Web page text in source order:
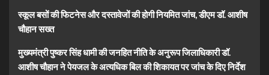
स्कूल बसों की फिटनेस और दस्तावेजों की होगी नियमित जांच, डीएम डॉ. आशीष
चौहान सख्त
मुख्यमंत्री पुष्कर सिंह धामी की जनहित नीति के अनुरूप जिलाधिकारी डॉ.
आशीष चौहान ने पेयजल के अत्यधिक बिल की शिकायत पर जांच के दिए निर्देश